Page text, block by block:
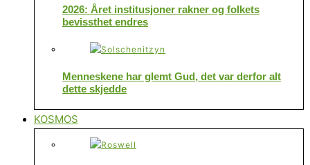
2026: Året institusjoner rakner og folkets
bevissthet endres
Menneskene har glemt Gud, det var derfor alt
dette skjedde
KOSMOS